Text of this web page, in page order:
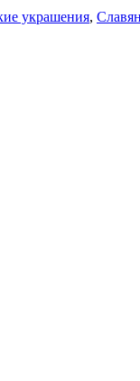
украшения,